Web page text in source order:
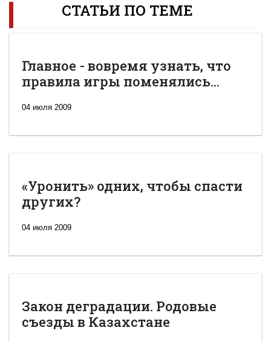
СТАТЬИ ПО ТЕМЕ
Главное - вовремя узнать, что
правила игры поменялись...
04 июля 2009
«Уронить» одних, чтобы спасти
других?
04 июля 2009
Закон деградации. Родовые
съезды в Казахстане